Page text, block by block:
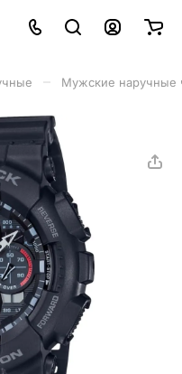
Мужские наручные